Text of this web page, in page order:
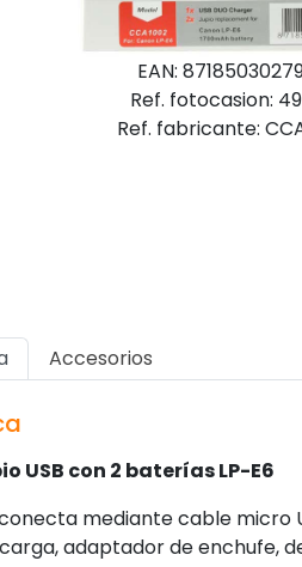
EAN:
Ref. fotocasion:
Ref. fabricante:
Accesorios
USB con 2 baterías LP-E6
mediante cable micro
adaptador de enchufe,